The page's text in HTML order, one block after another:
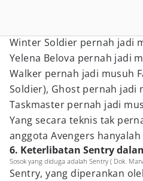
Winter Soldier pernah jadi
Yelena Belova pernah jadi
Walker pernah jadi musuh
Soldier), Ghost pernah jadi
Taskmaster pernah jadi
Yang secara teknis tak
anggota Avengers
6. Keterlibatan Sentry
Sosok yang diduga adalah Sentry ( Dok.
Sentry, yang diperankan